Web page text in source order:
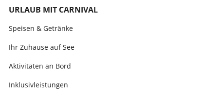
URLAUB MIT CARNIVAL
Speisen & Getränke
Ihr Zuhause auf See
Aktivitäten an Bord
Inklusivleistungen